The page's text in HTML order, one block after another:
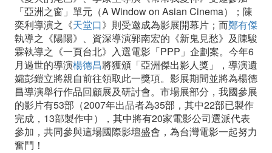
「亞洲之窗」單元（A Window on Asian Cinema）；陳
奕利導演之《天堂口》則受邀成為影展開幕片；而鄭有傑
執導之《陽陽》、資深導演郭南宏的《新鬼見愁》及陳駿
霖執導之《一頁台北》入選電影「PPP」企劃案。今年6
月過世的導演楊德昌將獲頒「亞洲傑出影人獎」，導演遺
孀彭鎧立將親自前往領取此一獎項。影展期間並將為楊德
昌導演舉行作品回顧展及研討會。市場展部分，我國參展
的影片有53部（2007年出品者為35部，其中22部已製作
完成，13部製作中），其中將有20家電影公司選派代表
參加，共同參與這場國際影壇盛會，為台灣電影一起努力
奮鬥！